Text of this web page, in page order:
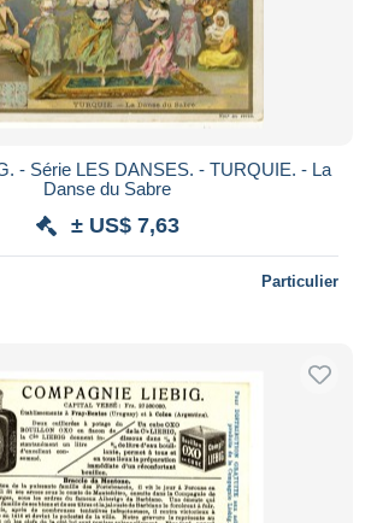
- Série LES DANSES. - TURQUIE. - La
Danse du Sabre
± US$ 7,63
Particulier